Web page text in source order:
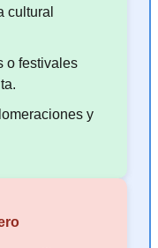
cultural
o festivales
y